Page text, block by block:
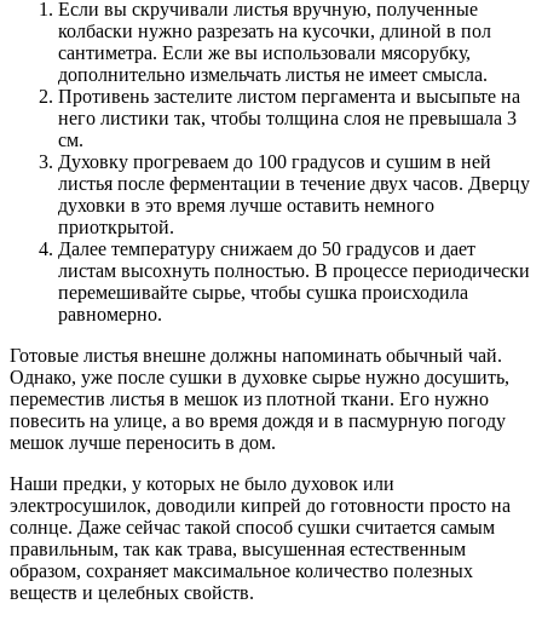
Если вы скручивали листья вручную, полученные
колбаски нужно разрезать на кусочки, длиной в пол
сантиметра. Если же вы использовали мясорубку,
дополнительно измельчать листья не имеет смысла.
Противень застелите листом пергамента и высыпьте на
него листики так, чтобы толщина слоя не превышала 3
см.
Духовку прогреваем до 100 градусов и сушим в ней
листья после ферментации в течение двух часов. Дверцу
духовки в это время лучше оставить немного
приоткрытой.
Далее температуру снижаем до 50 градусов и дает
листам высохнуть полностью. В процессе периодически
перемешивайте сырье, чтобы сушка происходила
равномерно.
Готовые листья внешне должны напоминать обычный чай.
Однако, уже после сушки в духовке сырье нужно досушить,
переместив листья в мешок из плотной ткани. Его нужно
повесить на улице, а во время дождя и в пасмурную погоду
мешок лучше переносить в дом.
Наши предки, у которых не было духовок или
электросушилок, доводили кипрей до готовности просто на
солнце. Даже сейчас такой способ сушки считается самым
правильным, так как трава, высушенная естественным
образом, сохраняет максимальное количество полезных
веществ и целебных свойств.